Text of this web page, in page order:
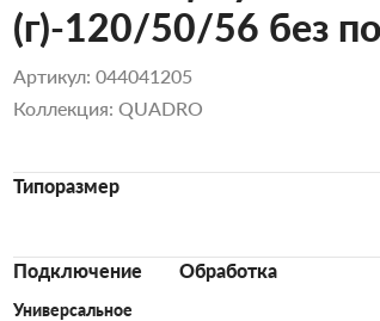
(г)-120/50/56 без
Артикул: 044041205
Коллекция: QUADRO
Типоразмер
Подключение
Универсальное
Обработка